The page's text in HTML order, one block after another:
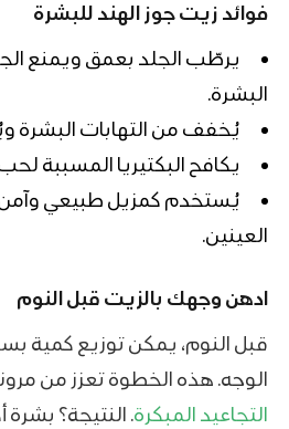
فوائد زيت جوز الهند للبشرة
يرطّب الجلد بعمق ويمنع
البشرة.
يُخفف من التهابات البشرة
يكافح البكتيريا المسببة لحب
يُستخدم كمزيل طبيعي وآمن
العينين.
ادهن وجهك بالزيت قبل النوم
قبل النوم، يمكن توزيع كمية
الوجه. هذه الخطوة تعزز من
التجاعيد المبكرة. النتيجة؟ بشرة